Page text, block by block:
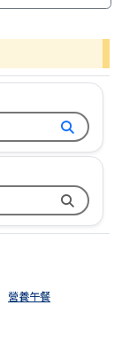
營養午餐